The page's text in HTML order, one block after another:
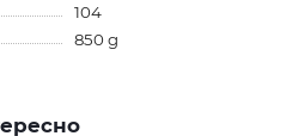
104
850 g